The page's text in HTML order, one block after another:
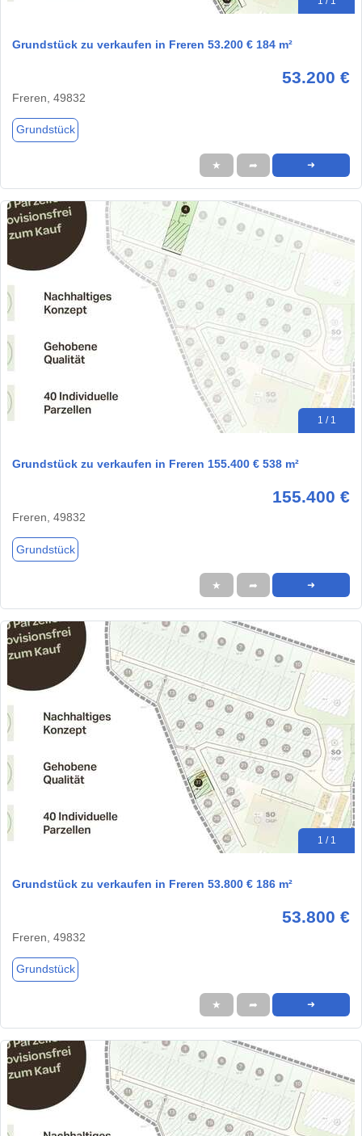
Grundstück zu verkaufen in Freren 53.200 € 184 m²
53.200 €
Freren, 49832
Grundstück
★ ➦ ➜
1 / 1
Grundstück zu verkaufen in Freren 155.400 € 538 m²
155.400 €
Freren, 49832
Grundstück
★ ➦ ➜
1 / 1
Grundstück zu verkaufen in Freren 53.800 € 186 m²
53.800 €
Freren, 49832
Grundstück
★ ➦ ➜